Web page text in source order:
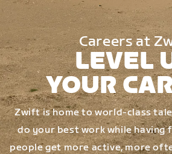
Careers at
LEVEL
YOUR
Zwift is home to world-class
do your best work while having
people get more active, more